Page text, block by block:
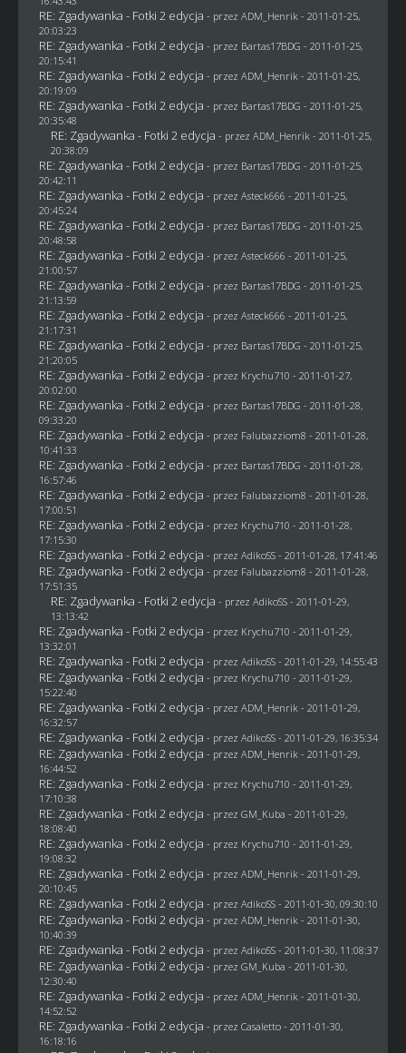
RE: Zgadywanka - Fotki 2 edycja - przez ADM_Henrik- 2011-01-25,
20:03:23
RE: Zgadywanka - Fotki 2 edycja - przez Bartas17BDG - 2011-01-25,
20:15:41
RE: Zgadywanka - Fotki 2 edycja - przez ADM_Henrik- 2011-01-25,
20:19:09
RE: Zgadywanka - Fotki 2 edycja - przez Bartas17BDG - 2011-01-25,
20:35:48
RE: Zgadywanka - Fotki 2 edycja - przez ADM_Henrik- 2011-01-25,
20:38:09
RE: Zgadywanka - Fotki 2 edycja - przez Bartas17BDG - 2011-01-25,
20:42:11
RE: Zgadywanka - Fotki 2 edycja - przez Asteck666 - 2011-01-25,
20:45:24
RE: Zgadywanka - Fotki 2 edycja - przez Bartas17BDG - 2011-01-25,
20:48:58
RE: Zgadywanka - Fotki 2 edycja - przez Asteck666 - 2011-01-25,
21:00:57
RE: Zgadywanka - Fotki 2 edycja - przez Bartas17BDG - 2011-01-25,
21:13:59
RE: Zgadywanka - Fotki 2 edycja - przez Asteck666 - 2011-01-25,
21:17:31
RE: Zgadywanka - Fotki 2 edycja - przez Bartas17BDG - 2011-01-25,
21:20:05
RE: Zgadywanka - Fotki 2 edycja - przez Krychu710 - 2011-01-27,
20:02:00
RE: Zgadywanka - Fotki 2 edycja - przez Bartas17BDG - 2011-01-28,
09:33:20
RE: Zgadywanka - Fotki 2 edycja - przez Falubazziom8 - 2011-01-28,
10:41:33
RE: Zgadywanka - Fotki 2 edycja - przez Bartas17BDG - 2011-01-28,
16:57:46
RE: Zgadywanka - Fotki 2 edycja - przez Falubazziom8 - 2011-01-28,
17:00:51
RE: Zgadywanka - Fotki 2 edycja - przez Krychu710 - 2011-01-28,
17:15:30
RE: Zgadywanka - Fotki 2 edycja - przez AdikoSS - 2011-01-28, 17:41:46
RE: Zgadywanka - Fotki 2 edycja - przez Falubazziom8 - 2011-01-28,
17:51:35
RE: Zgadywanka - Fotki 2 edycja - przez AdikoSS - 2011-01-29,
13:13:42
RE: Zgadywanka - Fotki 2 edycja - przez Krychu710 - 2011-01-29,
13:32:01
RE: Zgadywanka - Fotki 2 edycja - przez AdikoSS - 2011-01-29, 14:55:43
RE: Zgadywanka - Fotki 2 edycja - przez Krychu710 - 2011-01-29,
15:22:40
RE: Zgadywanka - Fotki 2 edycja - przez ADM_Henrik- 2011-01-29,
16:32:57
RE: Zgadywanka - Fotki 2 edycja - przez AdikoSS - 2011-01-29, 16:35:34
RE: Zgadywanka - Fotki 2 edycja - przez ADM_Henrik- 2011-01-29,
16:44:52
RE: Zgadywanka - Fotki 2 edycja - przez Krychu710 - 2011-01-29,
17:10:38
RE: Zgadywanka - Fotki 2 edycja - przez GM_Kuba - 2011-01-29,
18:08:40
RE: Zgadywanka - Fotki 2 edycja - przez Krychu710 - 2011-01-29,
19:08:32
RE: Zgadywanka - Fotki 2 edycja - przez ADM_Henrik- 2011-01-29,
20:10:45
RE: Zgadywanka - Fotki 2 edycja - przez AdikoSS - 2011-01-30, 09:30:10
RE: Zgadywanka - Fotki 2 edycja - przez ADM_Henrik- 2011-01-30,
10:40:39
RE: Zgadywanka - Fotki 2 edycja - przez AdikoSS - 2011-01-30, 11:08:37
RE: Zgadywanka - Fotki 2 edycja - przez GM_Kuba - 2011-01-30,
12:30:40
RE: Zgadywanka - Fotki 2 edycja - przez ADM_Henrik- 2011-01-30,
14:52:52
RE: Zgadywanka - Fotki 2 edycja - przez Casaletto- 2011-01-30,
16:18:16